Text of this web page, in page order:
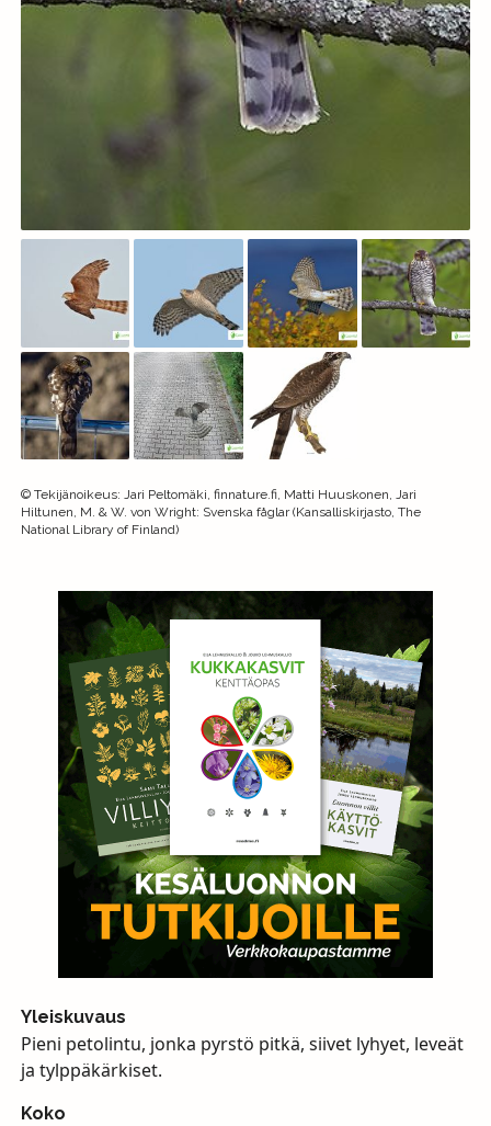
© Tekijänoikeus: Jari Peltomäki, finnature.fi, Matti Huuskonen, Jari
Hiltunen, M. & W. von Wright: Svenska fåglar (Kansalliskirjasto, The
National Library of Finland)
Yleiskuvaus
Pieni petolintu, jonka pyrstö pitkä, siivet lyhyet, leveät
ja tylppäkärkiset.
Koko